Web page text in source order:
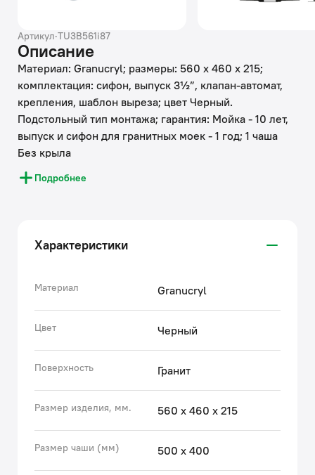
Артикул·TU3B561i87
Описание
Материал: Granucryl; размеры: 560 х 460 х 215;
комплектация: сифон, выпуск 3½”, клапан-автомат,
крепления, шаблон выреза; цвет Черный.
Подстольный тип монтажа; гарантия: Мойка - 10 лет,
выпуск и сифон для гранитных моек - 1 год; 1 чаша
Без крыла
Подробнее
Характеристики
Материал Granucryl
Цвет Черный
Поверхность Гранит
Размер изделия, мм. 560 х 460 х 215
Размер чаши (мм) 500 х 400